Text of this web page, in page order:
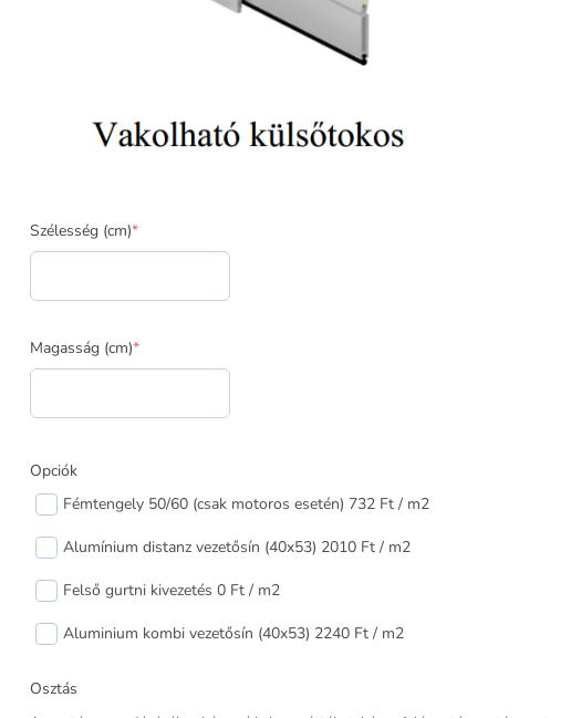
Szélesség (cm)*
Magasság (cm)*
Opciók
Fémtengely 50/60 (csak motoros esetén) 732 Ft / m2
Alumínium distanz vezetősín (40x53) 2010 Ft / m2
Felső gurtni kivezetés 0 Ft / m2
Aluminium kombi vezetősín (40x53) 2240 Ft / m2
Osztás
vakolható
redőny
kivitelben
mennyiség